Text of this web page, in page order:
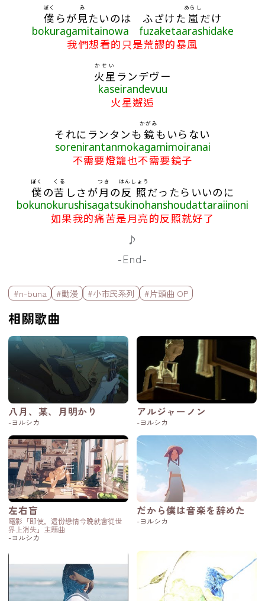
僕
ぼく
らが見
み
たいのは ふざけた 嵐
あらし
だけ
bokuragamitainowa fuzaketaarashidake
我們想看的只是荒謬的暴風
火星
かせい
ランデヴー
kaseirandevuu
火星邂逅
それにランタンも 鏡
かがみ
もいらない
sorenirantanmokagamimoiranai
不需要燈籠也不需要鏡子
僕
ぼく
の苦
くる
しさが月
つき
の反照
はんしょう
だったらいいのに
bokunokurushisagatsukinohanshoudattaraiinoni
如果我的痛苦是月亮的反照就好了
♪
-End-
標籤欄
#n-buna #動漫 #小市民系列 #片頭曲 OP
相關歌曲
八月、某、月明かり
-ヨルシカ
アルジャーノン
-ヨルシカ
左右盲
電影「即使，這份戀情今晚就會從世
界上消失」主題曲
-ヨルシカ
だから僕は音楽を辞めた
-ヨルシカ